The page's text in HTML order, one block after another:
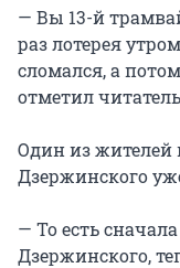
— Вы 13-й
раз лотерея
сломался, а
отметил
Один из жителей
Дзержинского
— То есть
Дзержинского,